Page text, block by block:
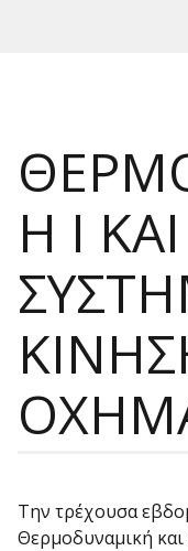
Η I ΚΑΙ
Την τρέχουσα
Θερμοδυναμική